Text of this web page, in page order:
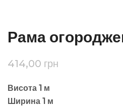
Рама
414,00 грн
Висота 1 м
Ширина 1 м